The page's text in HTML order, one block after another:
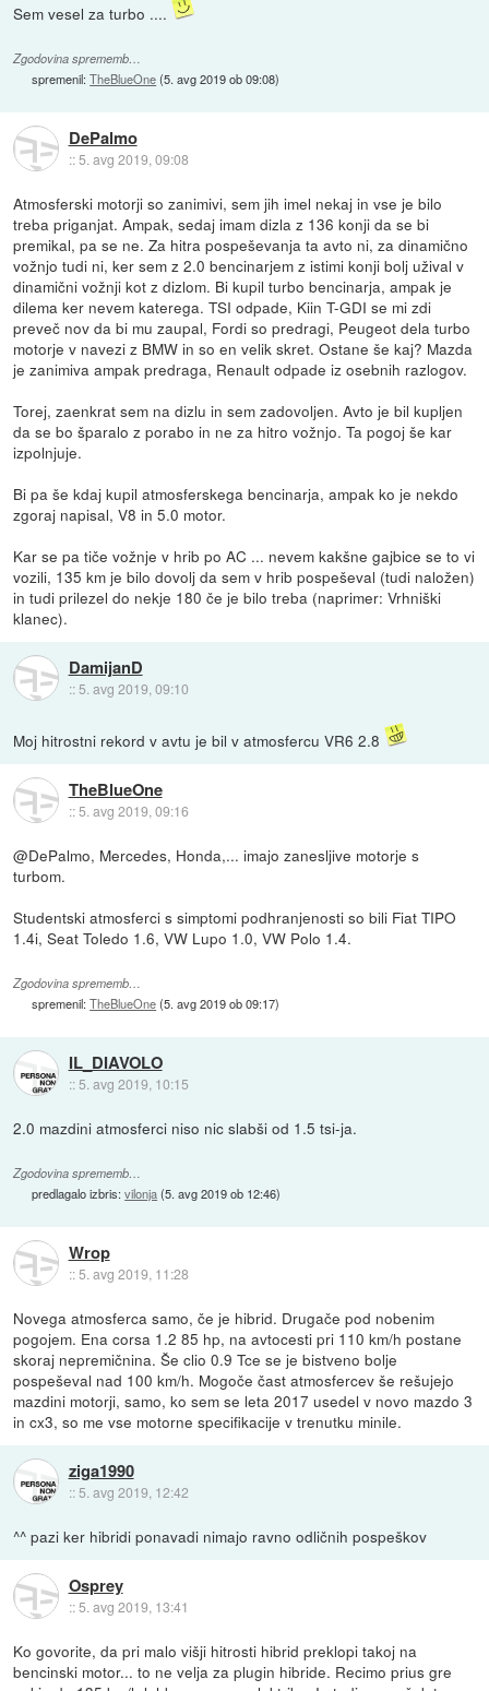
Sem vesel za turbo ....
Zgodovina sprememb…
spremenil:TheBlueOne(5. avg 2019 ob 09:08)
DePalmo
::5. avg 2019, 09:08
Atmosferski motorji so zanimivi, sem jih imel nekaj in vse je bilo
treba priganjat. Ampak, sedaj imam dizla z 136 konji da se bi
premikal, pa se ne. Za hitra pospeševanja ta avto ni, za dinamično
vožnjo tudi ni, ker sem z 2.0 bencinarjem z istimi konji bolj užival v
dinamični vožnji kot z dizlom. Bi kupil turbo bencinarja, ampak je
dilema ker nevem katerega. TSI odpade, Kiin T-GDI se mi zdi
preveč nov da bi mu zaupal, Fordi so predragi, Peugeot dela turbo
motorje v navezi z BMW in so en velik skret. Ostane še kaj? Mazda
je zanimiva ampak predraga, Renault odpade iz osebnih razlogov.
Torej, zaenkrat sem na dizlu in sem zadovoljen. Avto je bil kupljen
da se bo šparalo z porabo in ne za hitro vožnjo. Ta pogoj še kar
izpolnjuje.
Bi pa še kdaj kupil atmosferskega bencinarja, ampak ko je nekdo
zgoraj napisal, V8 in 5.0 motor.
Kar se pa tiče vožnje v hrib po AC ... nevem kakšne gajbice se to vi
vozili, 135 km je bilo dovolj da sem v hrib pospeševal (tudi naložen)
in tudi prilezel do nekje 180 če je bilo treba (naprimer: Vrhniški
klanec).
DamijanD
:: 5. avg 2019, 09:10
Moj hitrostni rekord v avtu je bil v atmosfercu VR6 2.8
TheBlueOne
::5. avg 2019, 09:16
@DePalmo, Mercedes, Honda,... imajo zanesljive motorje s
turbom.
Studentski atmosferci s simptomi podhranjenosti so bili Fiat TIPO
1.4i, Seat Toledo 1.6, VW Lupo 1.0, VW Polo 1.4.
Zgodovina sprememb…
spremenil:TheBlueOne(5. avg 2019 ob 09:17)
IL_DIAVOLO
:: 5. avg 2019, 10:15
2.0 mazdini atmosferci niso nic slabši od 1.5 tsi-ja.
Zgodovina sprememb…
predlagalo izbris:vilonja(5. avg 2019 ob 12:46)
Wrop
::5. avg 2019, 11:28
Novega atmosferca samo, če je hibrid. Drugače pod nobenim
pogojem. Ena corsa 1.2 85 hp, na avtocesti pri 110 km/h postane
skoraj nepremičnina. Še clio 0.9 Tce se je bistveno bolje
pospeševal nad 100 km/h. Mogoče čast atmosfercev še rešujejo
mazdini motorji, samo, ko sem se leta 2017 usedel v novo mazdo 3
in cx3, so me vse motorne specifikacije v trenutku minile.
ziga1990
:: 5. avg 2019, 12:42
^^ pazi ker hibridi ponavadi nimajo ravno odličnih pospeškov
Osprey
::5. avg 2019, 13:41
Ko govorite, da pri malo višji hitrosti hibrid preklopi takoj na
bencinski motor... to ne velja za plugin hibride. Recimo prius gre